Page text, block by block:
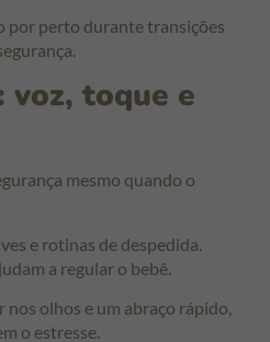
por perto durante transições
voz, toque e
mesmo quando o
e rotinas de despedida.
a regular o bebê.
nos olhos e um abraço rápido,
o estresse.